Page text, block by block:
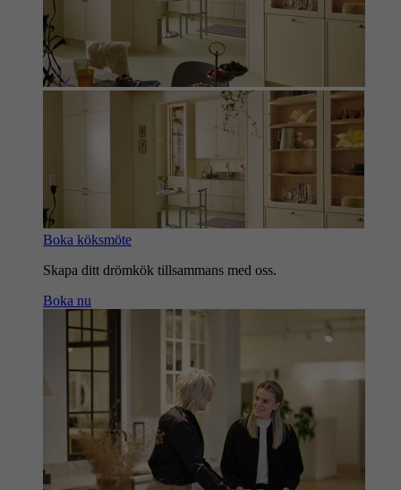
Boka köksmöte
Skapa ditt drömkök tillsammans med oss.
Boka nu